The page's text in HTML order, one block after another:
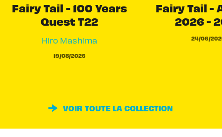
Fairy Tail - 100 Years
Quest T22
Hiro Mashima
19/08/2026
Fairy Tail -
2026 -
24/06/
VOIR TOUTE LA COLLECTION